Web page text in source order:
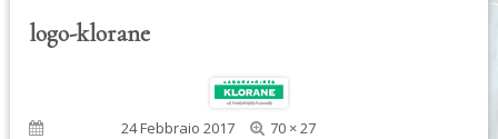
logo-klorane
Pubblicato24 Febbraio 2017
Dimensione
70 × 27